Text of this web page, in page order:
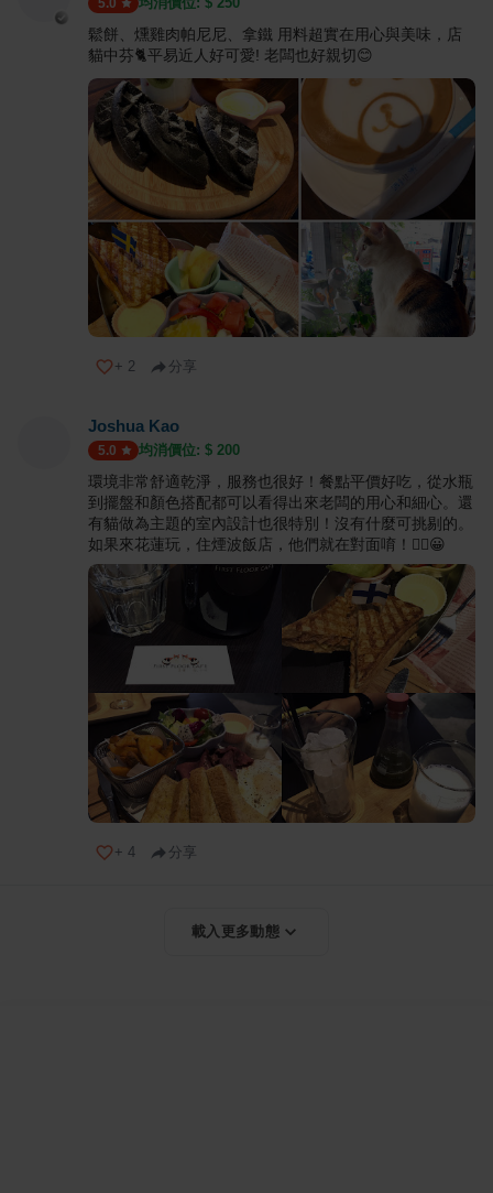
5.0
鬆餅、燻雞肉帕尼尼、拿鐵 用料超實在用心與美味，店
貓中芬🐈平易近人好可愛! 老闆也好親切😊
+ 2 分享
Joshua Kao
5.0 均消價位: $ 200
環境非常舒適乾淨，服務也很好！餐點平價好吃，從水瓶
到擺盤和顏色搭配都可以看得出來老闆的用心和細心。還
有貓做為主題的室內設計也很特別！沒有什麼可挑剔的。
如果來花蓮玩，住煙波飯店，他們就在對面唷！✌🏻😀
+ 4 分享
載入更多動態